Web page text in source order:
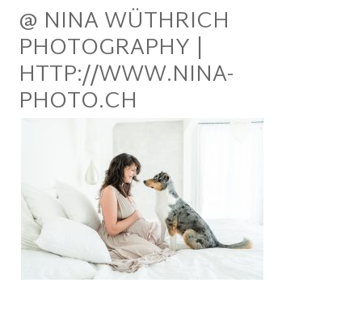
@ NINA WÜTHRICH
PHOTOGRAPHY |
HTTP://WWW.NINA-
PHOTO.CH